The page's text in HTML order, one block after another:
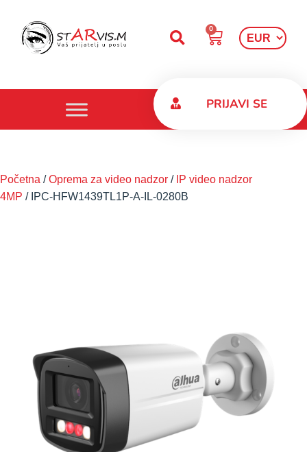
0
PRIJAVI SE
Početna /Oprema za video nadzor / IP video nadzor
4MP / IPC-HFW1439TL1P-A-IL-0280B